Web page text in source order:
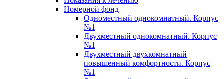
Номерной фонд
Одноместный однокомнатный. Корпус
№1
Двухместный однокомнатный. Корпус
№1
Двухместный двухкомнатный
повышенный комфортности. Корпус
№1